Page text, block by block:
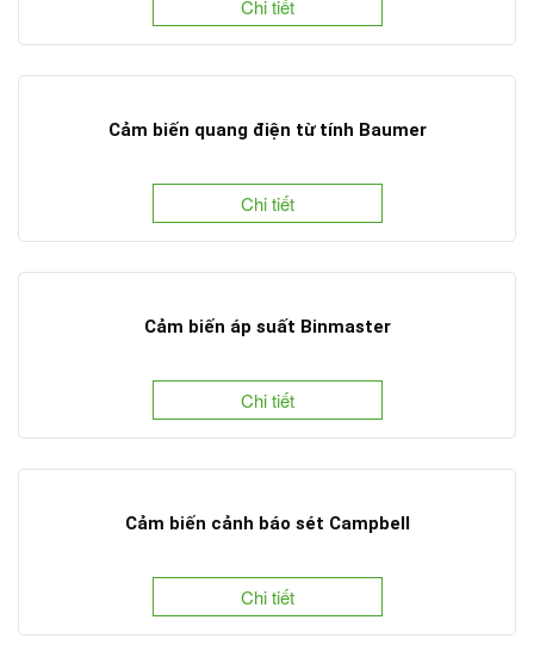
Chi tiết
Cảm biến quang điện từ tính Baumer
Chi tiết
Cảm biến áp suất Binmaster
Chi tiết
Cảm biến cảnh báo sét Campbell
Chi tiết